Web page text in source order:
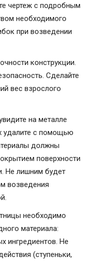
чертеж с подробным
необходимого
при возведении
конструкции.
Сделайте
вес взрослого
на металле
удалите с помощью
должны
поверхности
Не лишним будет
возведения
необходимо
материала:
ингредиентов. Не
(ступеньки,